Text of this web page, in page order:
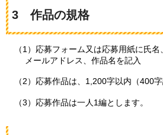
3 作品の規格
（1）応募フォーム又は応募用紙に氏名
メールアドレス、作品名を記入
（2）応募作品は、1,200字以内（400
（3）応募作品は一人1編とします。